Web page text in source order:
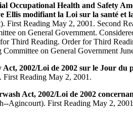
Occupational Health and Safety
Ellis modifiant la Loi sur la santé et
First Reading May 2, 2001. Second
on General Government.
Third Reading. Order for Third
Committee on General Government
2002/Loi de 2002 sur le Jour du
Reading May 2, 2001.
Act, 2002/Loi de 2002
Agincourt). First Reading May 2,